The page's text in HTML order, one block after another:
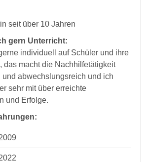
seit über 10 Jahren
gern Unterricht:
individuell auf Schüler und ihre
das macht die Nachhilfetätigkeit
abwechslungsreich und ich
sehr mit über erreichte
und Erfolge.